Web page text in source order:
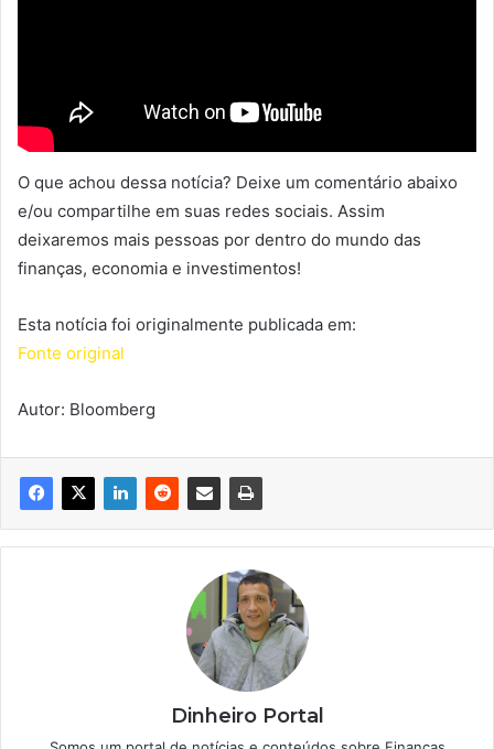
O que achou dessa notícia? Deixe um comentário abaixo
e/ou compartilhe em suas redes sociais. Assim
deixaremos mais pessoas por dentro do mundo das
finanças, economia e investimentos!
Esta notícia foi originalmente publicada em:
Fonte original
Autor: Bloomberg
Dinheiro Portal